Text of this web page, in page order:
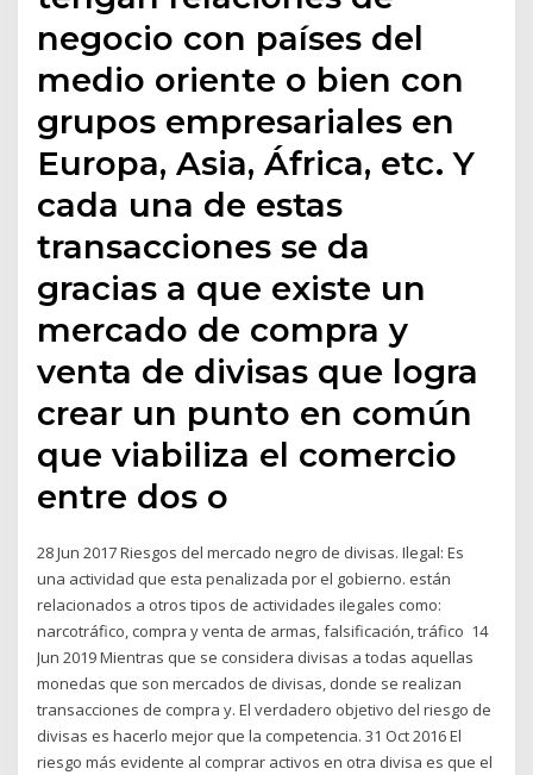
negocio con países del
medio oriente o bien con
grupos empresariales en
Europa, Asia, África, etc. Y
cada una de estas
transacciones se da
gracias a que existe un
mercado de compra y
venta de divisas que logra
crear un punto en común
que viabiliza el comercio
entre dos o
28 Jun 2017 Riesgos del mercado negro de divisas. Ilegal: Es
una actividad que esta penalizada por el gobierno. están
relacionados a otros tipos de actividades ilegales como:
narcotráfico, compra y venta de armas, falsificación, tráfico 14
Jun 2019 Mientras que se considera divisas a todas aquellas
monedas que son mercados de divisas, donde se realizan
transacciones de compra y. El verdadero objetivo del riesgo de
divisas es hacerlo mejor que la competencia. 31 Oct 2016 El
riesgo más evidente al comprar activos en otra divisa es que el